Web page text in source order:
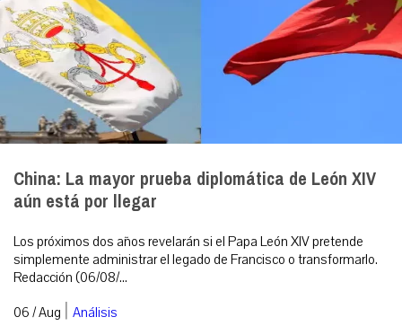
China: La mayor prueba diplomática de León XIV
aún está por llegar
Los próximos dos años revelarán si el Papa León XIV pretende
simplemente administrar el legado de Francisco o transformarlo.
Redacción (06/08/...
06 / Aug | Análisis